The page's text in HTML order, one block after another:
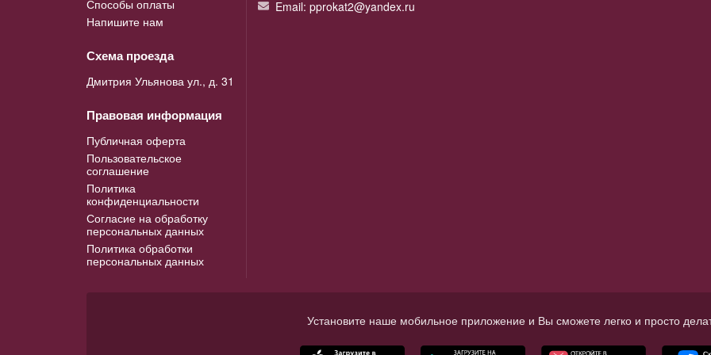
Способы оплаты
Напишите нам
Схема проезда
Дмитрия Ульянова ул., д. 31
Правовая информация
Публичная оферта
Пользовательское
соглашение
Политика
конфиденциальности
Согласие на обработку
персональных данных
Политика обработки
персональных данных
Email: pprokat2@yandex.ru
Установите наше мобильное приложение и Вы сможете легко и просто